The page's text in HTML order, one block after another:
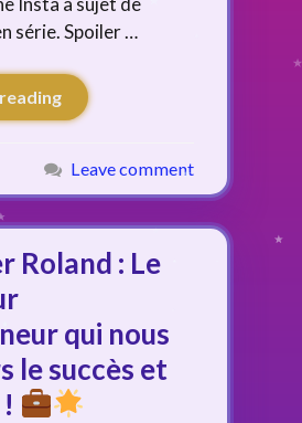
série. Spoiler …
Leave comment
Roland : Le
qui nous
le succès et